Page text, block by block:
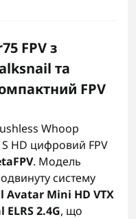
FPV з
та
FPV
Whoop
HD цифровий FPV
. Модель
систему
Avatar Mini HD VTX
ELRS 2.4G, що